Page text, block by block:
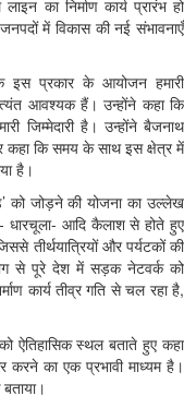
का निर्माण कार्य प्रारंभ हो
में विकास की नई संभावनाएँ
इस प्रकार के आयोजन हमारी
आवश्यक हैं। उन्होंने कहा कि
जिम्मेदारी है। उन्होंने बैजनाथ
कहा कि समय के साथ इस क्षेत्र में
है।
को जोड़ने की योजना का उल्लेख
धारचूला- आदि कैलाश से होते हुए
तीर्थयात्रियों और पर्यटकों की
से पूरे देश में सड़क नेटवर्क को
कार्य तीव्र गति से चल रहा है,
ऐतिहासिक स्थल बताते हुए कहा
करने का एक प्रभावी माध्यम है।